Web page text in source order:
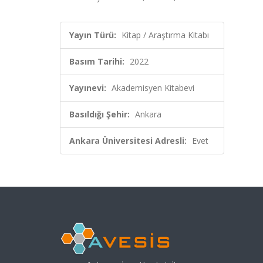
Yayın Türü: Kitap / Araştırma Kitabı
Basım Tarihi: 2022
Yayınevi: Akademisyen Kitabevi
Basıldığı Şehir: Ankara
Ankara Üniversitesi Adresli: Evet